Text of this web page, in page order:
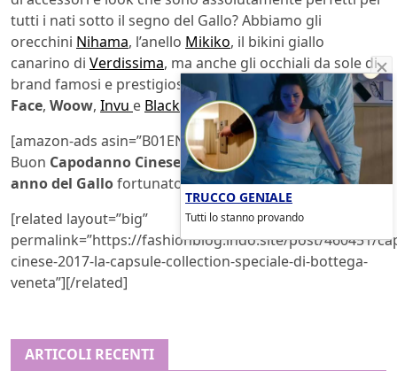
tutti i nati sotto il segno del Gallo? Abbiamo gli
orecchini Nihama, l’anello Mikiko, il bikini giallo
canarino di Verdissima, ma anche gli occhiali da sole di
brand famosi e prestigiosi nel settore comeFace à
Face, Woow, Invu e Blackfin.
[amazon-ads asin=”B01EN3RGCY” layout=”buybox”]
Buon Capodanno Cinese a tutti e speriamo che sia un
anno del Gallofortunato!
[related layout=”big”
permalink=”https://fashionblog.lndo.site/post/460451/
cinese-2017-la-capsule-collection-speciale-di-bottega-
veneta”][/related]
ARTICOLI RECENTI
TRUCCO GENIALE
Tutti lo stanno provando